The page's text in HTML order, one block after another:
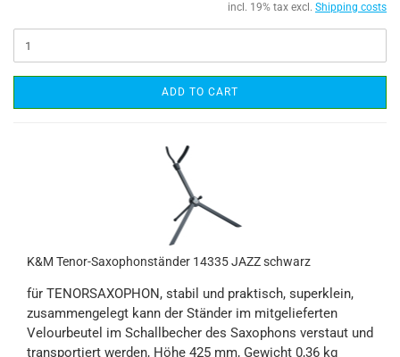
incl. 19% tax excl. Shipping costs
ADD TO CART
K&M Tenor-Saxophonständer 14335 JAZZ schwarz
für TENORSAXOPHON, stabil und praktisch, superklein,
zusammengelegt kann der Ständer im mitgelieferten
Velourbeutel im Schallbecher des Saxophons verstaut und
transportiert werden, Höhe 425 mm, Gewicht 0,36 kg